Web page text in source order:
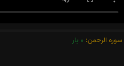
سوره الرحمن: 0 بار